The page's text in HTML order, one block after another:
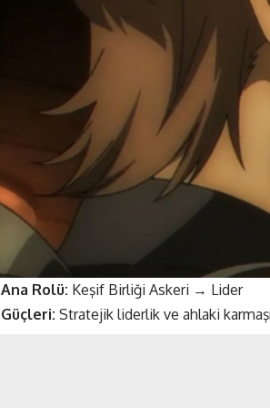
Ana Rolü: Keşif Birliği Askeri → Lider
Güçleri: Stratejik liderlik ve ahlaki